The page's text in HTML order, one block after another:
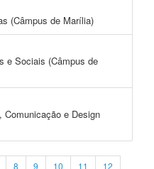
(Câmpus de Marília)
e Sociais (Câmpus de
Comunicação e Design
8 9 10 11 12